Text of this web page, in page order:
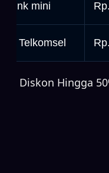
mini
Telkomsel
Diskon Hingga